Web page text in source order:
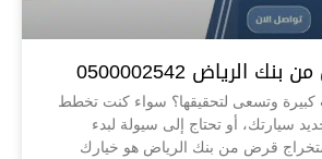
الرياض 0500002542
وتسعى لتحقيقها؟ سواء كنت تخطط
سيارتك، أو تحتاج إلى سيولة لبدء
قرض من بنك الرياض هو خيارك